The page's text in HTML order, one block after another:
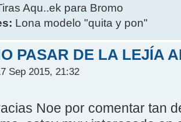
Aqu..ek para Bromo
Lona modelo "quita y pon"
PASAR DE LA LEJÍA
Sep 2015, 21:32
Noe por comentar tan